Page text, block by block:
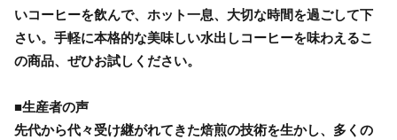
いコーヒーを飲んで、ホット一息、大切な時間を過ごして下
さい。手軽に本格的な美味しい水出しコーヒーを味わえるこ
の商品、ぜひお試しください。
■生産者の声
先代から代々受け継がれてきた焙煎の技術を生かし、多くの